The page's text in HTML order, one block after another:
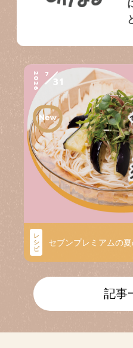
2026 7
31
レ
シ
ピ
セブンプレミアムの夏
記事